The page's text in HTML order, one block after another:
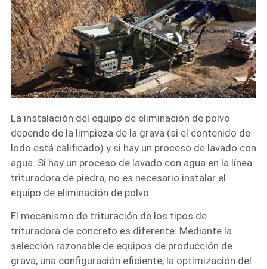
La instalación del equipo de eliminación de polvo
depende de la limpieza de la grava (si el contenido de
lodo está calificado) y si hay un proceso de lavado con
agua. Si hay un proceso de lavado con agua en la línea
trituradora de piedra, no es necesario instalar el
equipo de eliminación de polvo.
El mecanismo de trituración de los tipos de
trituradora de concreto es diferente. Mediante la
selección razonable de equipos de producción de
grava, una configuración eficiente, la optimización del